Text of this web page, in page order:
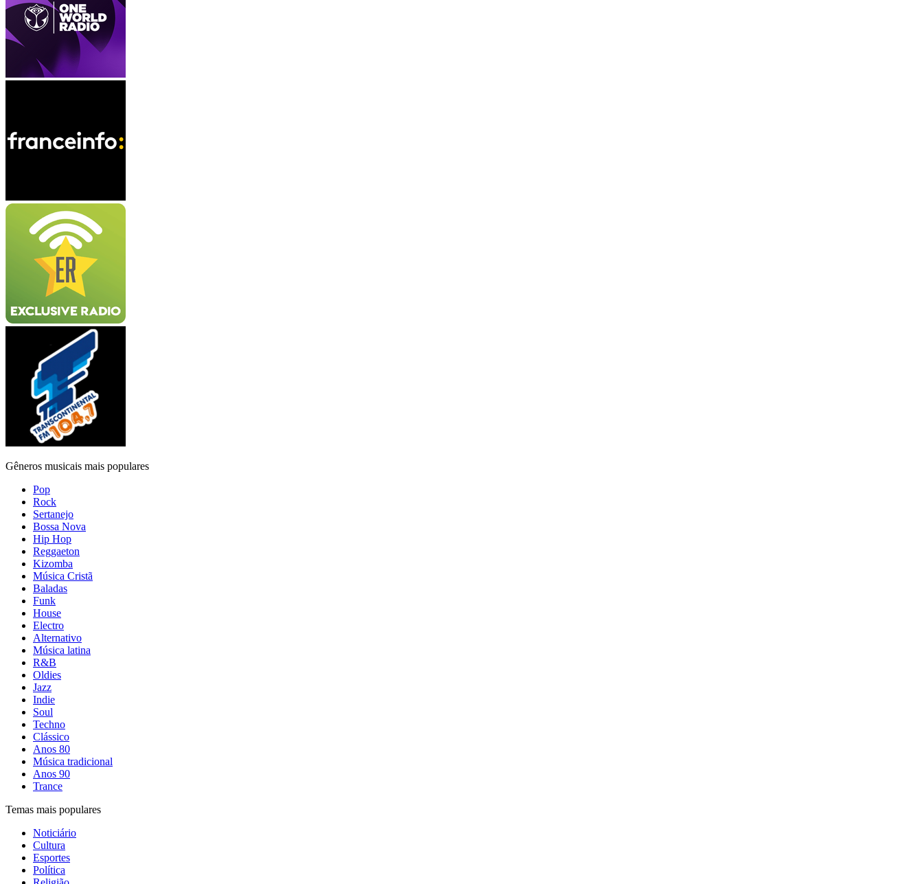
Gêneros musicais mais populares
Pop
Rock
Sertanejo
Bossa Nova
Hip Hop
Reggaeton
Kizomba
Música Cristã
Baladas
Funk
House
Electro
Alternativo
Música latina
R&B
Oldies
Jazz
Indie
Soul
Techno
Clássico
Anos 80
Música tradicional
Anos 90
Trance
Temas mais populares
Noticiário
Cultura
Esportes
Política